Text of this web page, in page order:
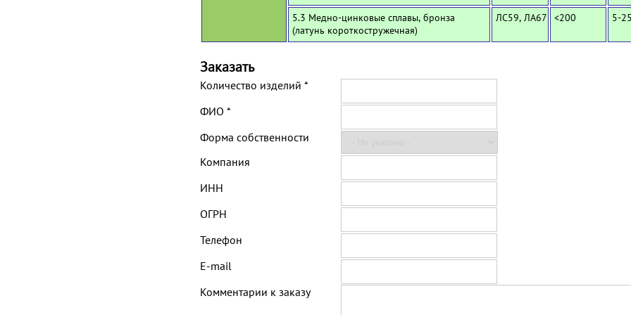
5.3 Медно-цинковые сплавы, бронза
(латунь короткостружечная)
ЛС59, ЛА67 <200 5-25
Заказать
Количество изделий *
ФИО *
Форма собственности
Компания
ИНН
ОГРН
Телефон
E-mail
Комментарии к заказу